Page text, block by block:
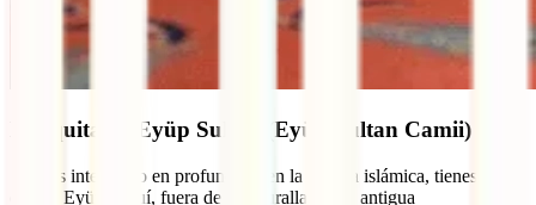
Mezquita de Eyüp Sultan (Eyüp Sultan Camii)
Si estás interesado en profundizar en la cultura islámica, tienes una
cita en Eyüp. Aquí, fuera de las murallas de la antigua